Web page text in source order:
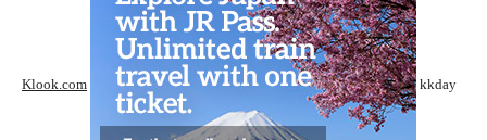
Klook.com kkday